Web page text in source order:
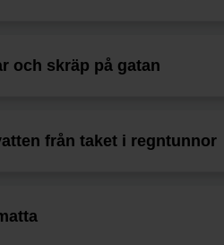
och skräp på gatan
från taket i regntunnor